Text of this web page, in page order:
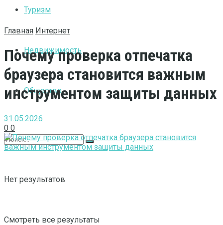
Туризм
Недвижимость
Общество
Нет результатов
Смотреть все результаты
Главная Интернет
Почему проверка отпечатка
браузера становится важным
инструментом защиты данных
31.05.2026
0 0